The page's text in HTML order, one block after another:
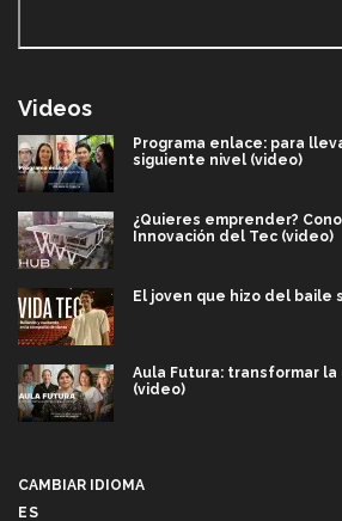
Videos
Programa enlace: para
siguiente nivel (video)
¿Quieres emprender?
Innovación del Tec (video)
El joven que hizo del baile
Aula Futura: transformar
(video)
CAMBIAR IDIOMA
ES